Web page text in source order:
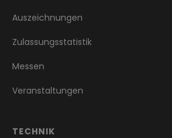
Auszeichnungen
Zulassungsstatistik
Messen
Veranstaltungen
TECHNIK